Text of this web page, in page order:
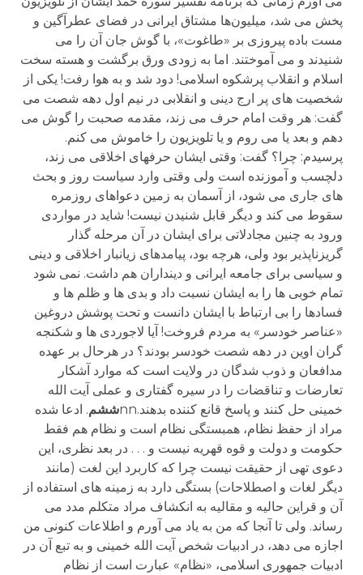
پخش می شد، میلیون‌ها مشتاق ایرانی در فضای عطرآگین و
مست باده پیروزی بر «طاغوت»، با گوش جان آن را می
شنیدند و می آموختند. اما به زودی ورق برگشت و هسته سخت
اسلام و انقلاب پرشکوه اسلامی! دود شد و به هوا رفت! یکی از
شخصیت های پر ارج دینی و انقلابی در نیم اول دهه شصت می
گفت: هر وقت امام حرف می زند، مقدمه صحبت را گوش می
دهم و بعد یا می روم و یا تلویزیون را خاموش می کنم.
پرسیدم: چرا؟ گفت: وقتی ایشان حرفهای اخلاقی می زند،
دلچسب و آموزنده است ولی وقتی وارد سیاست روز و بحث
های جاری می شود، از آسمان به زمین دعواهای روزمره
سقوط می کند و دیگر قابل شنیدن نیست! شاید در مواردی
ورود به چنین مجادلاتی برای ایشان در آن مرحله گذار
گریزناپذیر بود ولی، هرچه بود، پیامدهای زیانبار اخلاقی و دینی
و سیاسی برای جامعه ایرانی و دینداران هم داشت. نمی شود
تمام خوبی ها را به ایشان نسبت داد و بدی ها و ظلم ها و
فسادها را بی ارتباط با ایشان دانست و تحت پوشش دروغین
«عناصر خودسر» به مردم فروخت! آیا لاجوردی ها و شکنجه
گران اوین در دهه شصت خودسر بودند؟ در هرحال بر عهده
مدافعان و ذوب شدگان در ولایت است که موارد آشکار
تعارضات و تناقضات را در سیره گفتاری و عملی آیت الله
خمینی حل کنند و پاسخ قانع کننده بدهند.nn
ششم. ادعا شده
مراد از حفظ نظام، همبستگی نظام است و نظام هم فقط
حکومت و دولت و قوه قهریه نیست و . . . در بعد نظری، این
دعوی تهی از حقیقت نیست چرا که کاربرد این لغت (مانند
دیگر لغات و اصطلاحات) بستگی دارد به زمینه های استفاده از
آن و قراین حالیه و مقالیه به انکشاف مراد متکلم مدد می
رساند. ولی تا آنجا که من به یاد می آورم و اطلاعات کنونی من
اجازه می دهد، در ادبیات شخص آیت الله خمینی و به تبع آن در
ادبیات جمهوری اسلامی، «نظام» عبارت است از نظام